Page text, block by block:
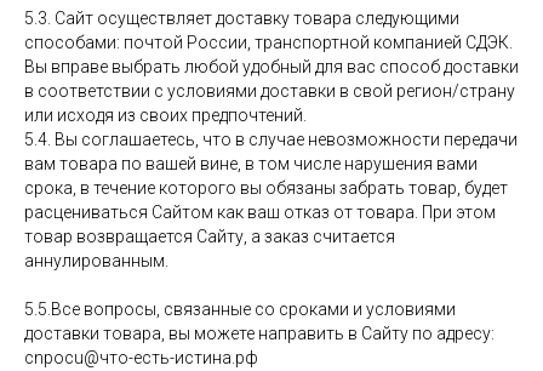
5.3. Сайт осуществляет доставку товара следующими
способами: почтой России, транспортной компанией СДЭК.
Вы вправе выбрать любой удобный для вас способ доставки
в соответствии с условиями доставки в свой регион/страну
или исходя из своих предпочтений.
5.4. Вы соглашаетесь, что в случае невозможности передачи
вам товара по вашей вине, в том числе нарушения вами
срока, в течение которого вы обязаны забрать товар, будет
расцениваться Сайтом как ваш отказ от товара. При этом
товар возвращается Сайту, а заказ считается
аннулированным.
5.5.Все вопросы, связанные со сроками и условиями
доставки товара, вы можете направить в Сайту по адресу:
cnpocu@что-есть-истина.рф